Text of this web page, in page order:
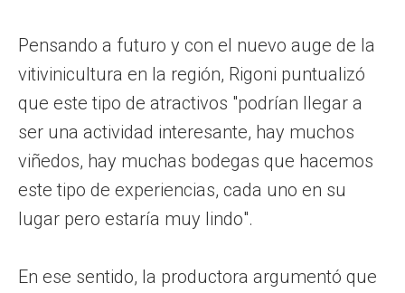
Pensando a futuro y con el nuevo auge de la
vitivinicultura en la región, Rigoni puntualizó
que este tipo de atractivos "podrían llegar a
ser una actividad interesante, hay muchos
viñedos, hay muchas bodegas que hacemos
este tipo de experiencias, cada uno en su
lugar pero estaría muy lindo".
En ese sentido, la productora argumentó que